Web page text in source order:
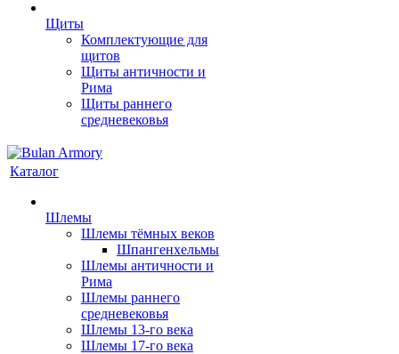
Щиты
Комплектующие для
щитов
Щиты античности и
Рима
Щиты раннего
средневековья
Каталог
Шлемы
Шлемы тёмных веков
Шпангенхельмы
Шлемы античности и
Рима
Шлемы раннего
средневековья
Шлемы 13-го века
Шлемы 17-го века